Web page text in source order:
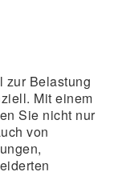
zur Belastung
Mit einem
Sie nicht nur
von